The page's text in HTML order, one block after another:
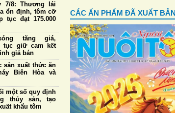
7/8: Thương lái
ổn định, tôm cỡ
tục đạt 175.000
tăng giá,
tục giữ cam kết
giá bán
sản xuất thức ăn
Biên Hòa và
một số quy định
thủy sản, tạo
khẩu tôm
CÁC ẤN PHẨM ĐÃ XUẤT BẢN